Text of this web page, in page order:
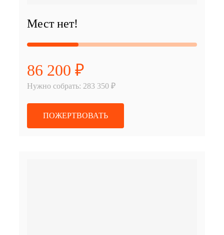
Мест нет!
86 200 ₽
Нужно собрать: 283 350 ₽
ПОЖЕРТВОВАТЬ